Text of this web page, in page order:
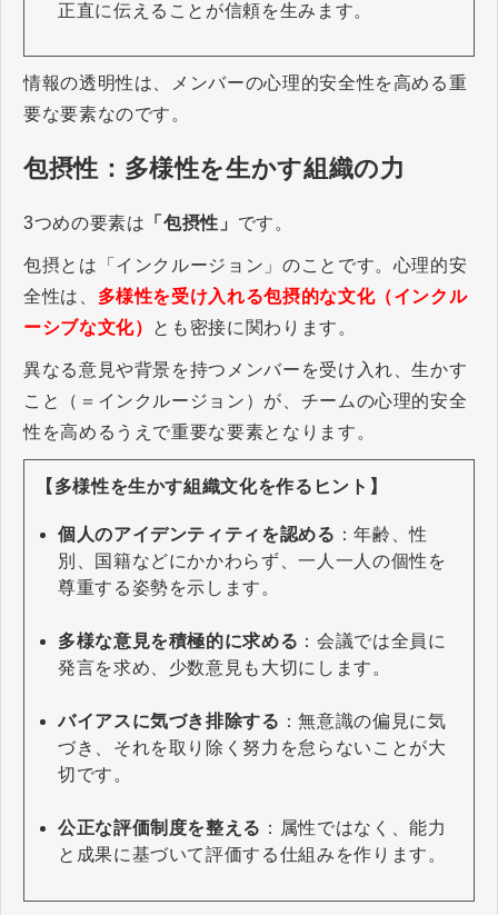
正直に伝えることが信頼を生みます。
情報の透明性は、メンバーの心理的安全性を高める重
要な要素なのです。
包摂性：多様性を生かす組織の力
3つめの要素は 「包摂性」 です。
包摂とは「インクルージョン」のことです。心理的安
全性は、 多様性を受け入れる包摂的な文化（インクル
ーシブな文化） とも密接に関わります。
異なる意見や背景を持つメンバーを受け入れ、生かす
こと（＝インクルージョン）が、チームの心理的安全
性を高めるうえで重要な要素となります。
【多様性を生かす組織文化を作るヒント】
個人のアイデンティティを認める ：年齢、性
別、国籍などにかかわらず、一人一人の個性を
尊重する姿勢を示します。
多様な意見を積極的に求める ：会議では全員に
発言を求め、少数意見も大切にします。
バイアスに気づき排除する ：無意識の偏見に気
づき、それを取り除く努力を怠らないことが大
切です。
公正な評価制度を整える ：属性ではなく、能力
と成果に基づいて評価する仕組みを作ります。